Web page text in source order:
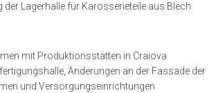
der Lagerhalle für Karosserieteile aus Blech
mit Produktionsstätten in Craiova
Änderungen an der Fassade der
und Versorgungseinrichtungen